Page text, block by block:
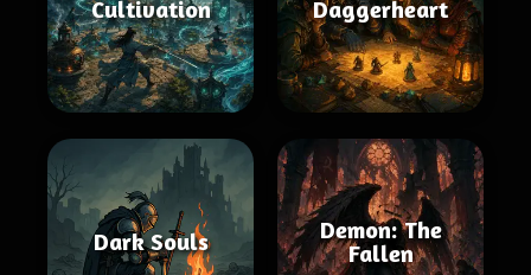
Cultivation Daggerheart
Dark Souls
Demon: The
Fallen